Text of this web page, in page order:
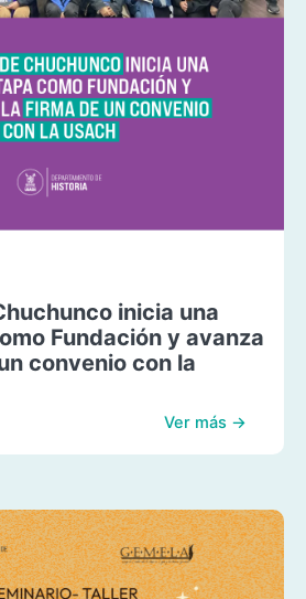
inicia una
Fundación y avanza
convenio con la
Ver más →